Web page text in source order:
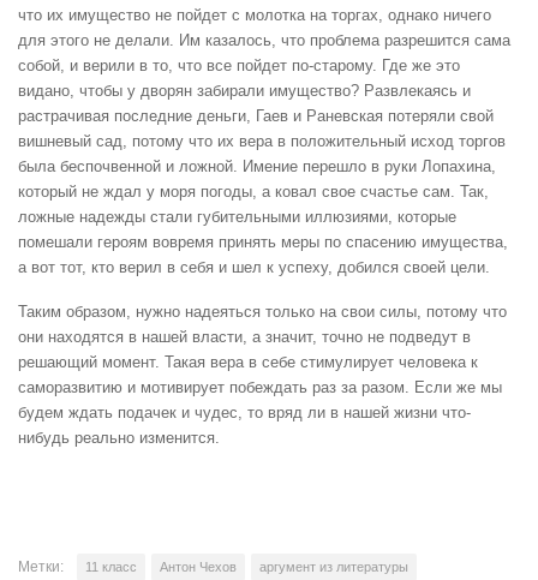
что их имущество не пойдет с молотка на торгах, однако ничего
для этого не делали. Им казалось, что проблема разрешится сама
собой, и верили в то, что все пойдет по-старому. Где же это
видано, чтобы у дворян забирали имущество? Развлекаясь и
растрачивая последние деньги, Гаев и Раневская потеряли свой
вишневый сад, потому что их вера в положительный исход торгов
была беспочвенной и ложной. Имение перешло в руки Лопахина,
который не ждал у моря погоды, а ковал свое счастье сам. Так,
ложные надежды стали губительными иллюзиями, которые
помешали героям вовремя принять меры по спасению имущества,
а вот тот, кто верил в себя и шел к успеху, добился своей цели.
Таким образом, нужно надеяться только на свои силы, потому что
они находятся в нашей власти, а значит, точно не подведут в
решающий момент. Такая вера в себе стимулирует человека к
саморазвитию и мотивирует побеждать раз за разом. Если же мы
будем ждать подачек и чудес, то вряд ли в нашей жизни что-
нибудь реально изменится.
Метки: 11 класс Антон Чехов аргумент из литературы